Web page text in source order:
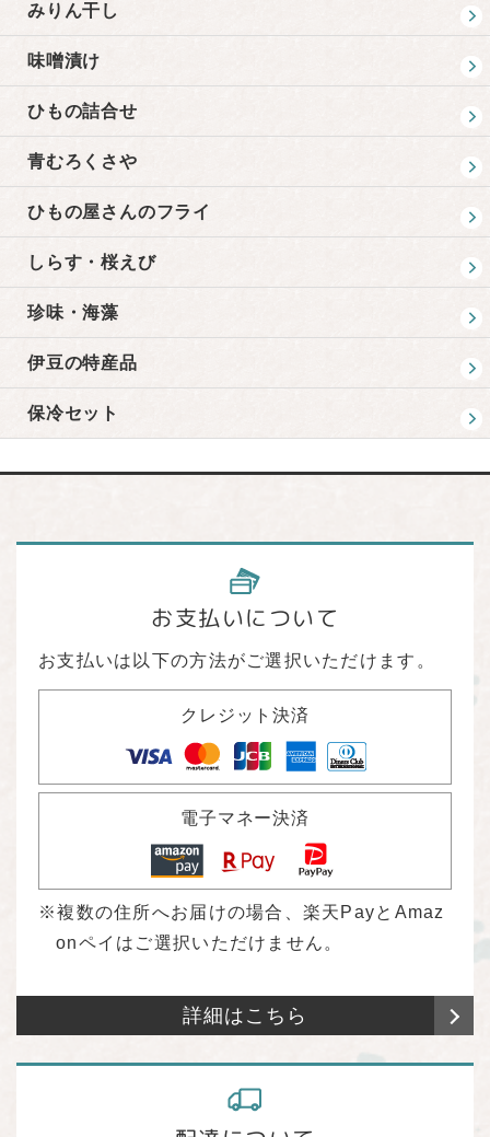
みりん干し
味噌漬け
ひもの詰合せ
青むろくさや
ひもの屋さんのフライ
しらす・桜えび
珍味・海藻
伊豆の特産品
保冷セット
お支払いについて
お支払いは以下の方法がご選択いただけます。
クレジット決済
電子マネー決済
複数の住所へお届けの場合、楽天PayとAmaz
onペイはご選択いただけません。
詳細はこちら